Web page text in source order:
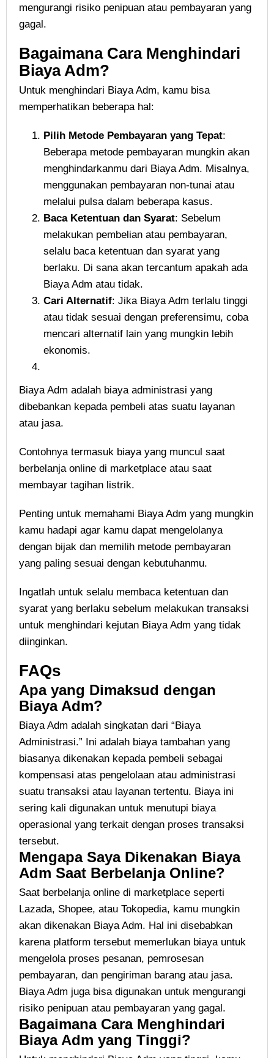
mengurangi risiko penipuan atau pembayaran yang
gagal.
Bagaimana Cara Menghindari
Biaya Adm?
Untuk menghindari Biaya Adm, kamu bisa
memperhatikan beberapa hal:
Pilih Metode Pembayaran yang Tepat:
Beberapa metode pembayaran mungkin akan
menghindarkanmu dari Biaya Adm. Misalnya,
menggunakan pembayaran non-tunai atau
melalui pulsa dalam beberapa kasus.
Baca Ketentuan dan Syarat: Sebelum
melakukan pembelian atau pembayaran,
selalu baca ketentuan dan syarat yang
berlaku. Di sana akan tercantum apakah ada
Biaya Adm atau tidak.
Cari Alternatif: Jika Biaya Adm terlalu tinggi
atau tidak sesuai dengan preferensimu, coba
mencari alternatif lain yang mungkin lebih
ekonomis.
Biaya Adm adalah biaya administrasi yang
dibebankan kepada pembeli atas suatu layanan
atau jasa.
Contohnya termasuk biaya yang muncul saat
berbelanja online di marketplace atau saat
membayar tagihan listrik.
Penting untuk memahami Biaya Adm yang mungkin
kamu hadapi agar kamu dapat mengelolanya
dengan bijak dan memilih metode pembayaran
yang paling sesuai dengan kebutuhanmu.
Ingatlah untuk selalu membaca ketentuan dan
syarat yang berlaku sebelum melakukan transaksi
untuk menghindari kejutan Biaya Adm yang tidak
diinginkan.
FAQs
Apa yang Dimaksud dengan
Biaya Adm?
Biaya Adm adalah singkatan dari “Biaya
Administrasi.” Ini adalah biaya tambahan yang
biasanya dikenakan kepada pembeli sebagai
kompensasi atas pengelolaan atau administrasi
suatu transaksi atau layanan tertentu. Biaya ini
sering kali digunakan untuk menutupi biaya
operasional yang terkait dengan proses transaksi
tersebut.
Mengapa Saya Dikenakan Biaya
Adm Saat Berbelanja Online?
Saat berbelanja online di marketplace seperti
Lazada, Shopee, atau Tokopedia, kamu mungkin
akan dikenakan Biaya Adm. Hal ini disebabkan
karena platform tersebut memerlukan biaya untuk
mengelola proses pesanan, pemrosesan
pembayaran, dan pengiriman barang atau jasa.
Biaya Adm juga bisa digunakan untuk mengurangi
risiko penipuan atau pembayaran yang gagal.
Bagaimana Cara Menghindari
Biaya Adm yang Tinggi?